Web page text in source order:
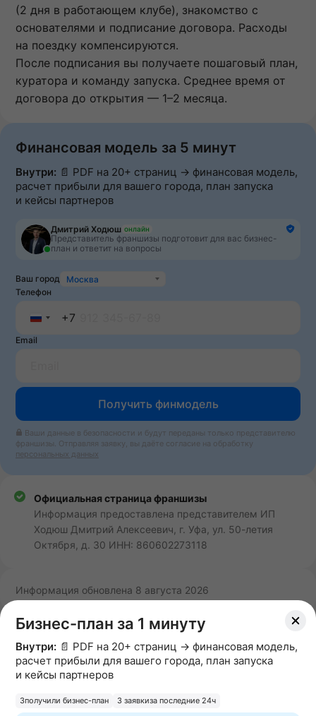
(2 дня в работающем клубе), знакомство с
основателями и подписание договора. Расходы
на поездку компенсируются.
После подписания вы получаете пошаговый план,
куратора и команду запуска. Среднее время от
договора до открытия — 1–2 месяца.
Финансовая модель за 5 минут
Внутри: 📄 PDF на 20+ страниц → финансовая модель,
расчет прибыли для вашего города, план запуска
и кейсы партнеров
Дмитрий Ходюш онлайн
Представитель франшизы подготовит для вас бизнес-
план и ответит на вопросы
Ваш город
Москва
Телефон
+7
Email
Получить финмодель
Ваши данные в безопасности и будут переданы только представителю
франшизы. Отправляя заявку, вы даёте согласие на обработку
персональных данных
Официальная страница франшизы
Информация предоставлена представителем ИП
Ходюш Дмитрий Алексеевич, г. Уфа, ул. 50-летия
Октября, д. 30 ИНН: 860602273118
Информация обновлена 8 августа 2026
Отзывы и оценки о франшизе
Бизнес-план за 1 минуту
Внутри: 📄 PDF на 20+ страниц → финансовая модель,
расчет прибыли для вашего города, план запуска
и кейсы партнеров
3получили бизнес-план 3 заявкиза последние 24ч